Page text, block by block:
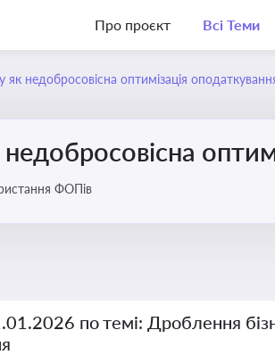
Про проєкт Всі Теми
як недобросовісна оптимізація
ФОПів
по темі: Дроблення